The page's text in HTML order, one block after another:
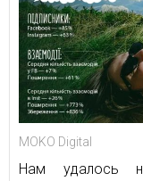
MOKO Digital
Нам удалось